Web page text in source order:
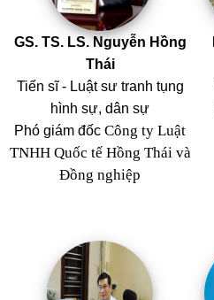
GS. TS. LS. Nguyễn Hồng
Thái
Tiến sĩ - Luật sư tranh tụng
hình sự, dân sự
Phó giám đốc Công ty Luật
TNHH Quốc tế Hồng Thái và
Đồng nghiệp